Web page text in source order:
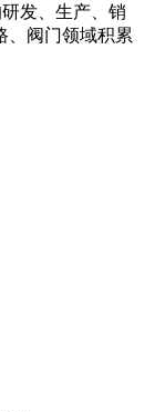
研发、生产、销
、阀门领域积累